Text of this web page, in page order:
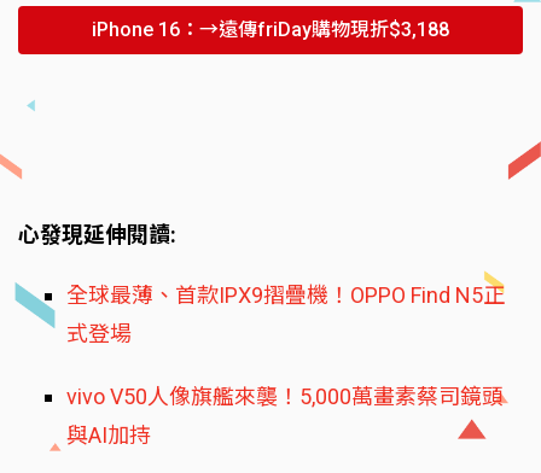
iPhone 16：→遠傳friDay購物現折$3,188
心發現延伸閱讀:
全球最薄、首款IPX9摺疊機！OPPO Find N5正
式登場
vivo V50人像旗艦來襲！5,000萬畫素蔡司鏡頭
與AI加持